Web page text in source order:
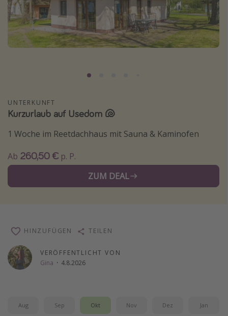
Bodensee Urlaub
Gozo Urlaub
Normandie Urlaub
Kefalonia Urlaub
Krabi Urlaub
Tulum Urlaub
Japan Rundreise
Wellnessurlaub
Disneyland Paris
Roadtrips
Strandurlaub
UNTERKUNFT
Kurzurlaub auf Usedom 🐚
1 Woche im Reetdachhaus mit Sauna & Kaminofen
Ab 260,50 € p. P.
ZUM DEAL
VERÖFFENTLICHT VON
Gina · 4.8.2026
HINZUFÜGEN TEILEN
Aug Sep Okt Nov Dez Jan